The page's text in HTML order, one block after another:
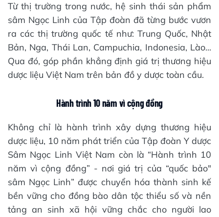
Từ thị trường trong nước, hệ sinh thái sản phẩm
sâm Ngọc Linh của Tập đoàn đã từng bước vươn
ra các thị trường quốc tế như: Trung Quốc, Nhật
Bản, Nga, Thái Lan, Campuchia, Indonesia, Lào...
Qua đó, góp phần khẳng định giá trị thương hiệu
dược liệu Việt Nam trên bản đồ y dược toàn cầu.
Hành trình 10 năm vì cộng đồng
Không chỉ là hành trình xây dựng thương hiệu
dược liệu, 10 năm phát triển của Tập đoàn Y dược
Sâm Ngọc Linh Việt Nam còn là “Hành trình 10
năm vì cộng đồng” - nơi giá trị của “quốc bảo"
sâm Ngọc Linh” được chuyển hóa thành sinh kế
bền vững cho đồng bào dân tộc thiểu số và nền
tảng an sinh xã hội vững chắc cho người lao